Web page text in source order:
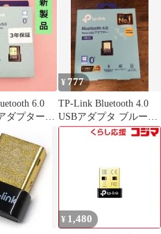
6.0
ダプター
¥ 777
TP-Link Bluetooth 4.0
USBアダプタ ブルート
ゥース子機
¥ 1,480